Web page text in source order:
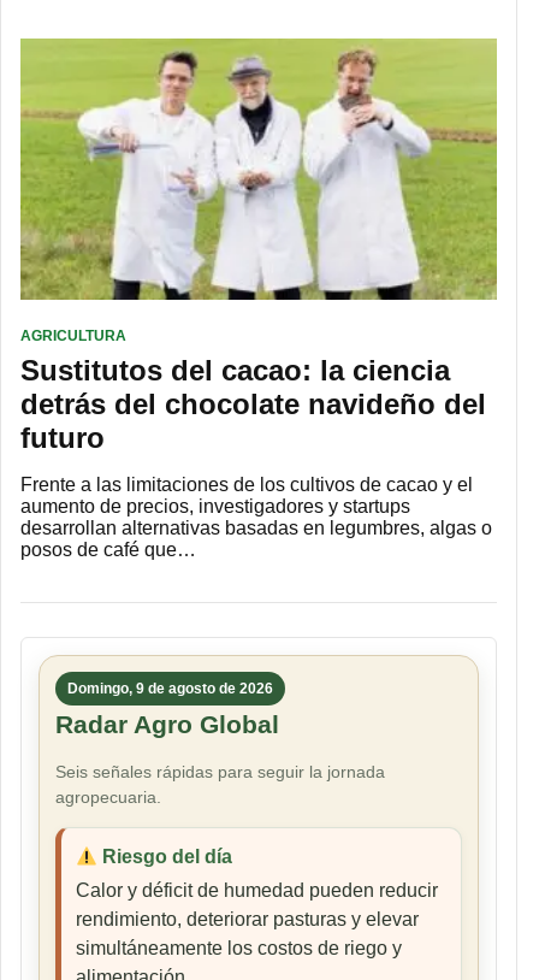
AGRICULTURA
Sustitutos del cacao: la ciencia
detrás del chocolate navideño del
futuro
Frente a las limitaciones de los cultivos de cacao y el
aumento de precios, investigadores y startups
desarrollan alternativas basadas en legumbres, algas o
posos de café que…
Domingo, 9 de agosto de 2026
Radar Agro Global
Seis señales rápidas para seguir la jornada
agropecuaria.
Riesgo del día
Calor y déficit de humedad pueden reducir
rendimiento, deteriorar pasturas y elevar
simultáneamente los costos de riego y